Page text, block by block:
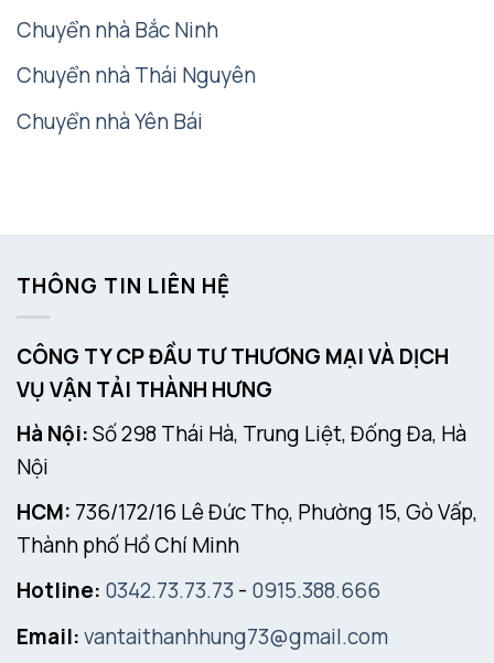
Chuyển nhà Bắc Ninh
Chuyển nhà Thái Nguyên
Chuyển nhà Yên Bái
THÔNG TIN LIÊN HỆ
CÔNG TY CP ĐẦU TƯ THƯƠNG MẠI VÀ DỊCH
VỤ VẬN TẢI THÀNH HƯNG
Hà Nội:Số 298 Thái Hà, Trung Liệt, Đống Đa, Hà
Nội
HCM: 736/172/16 Lê Đức Thọ, Phường 15, Gò Vấp,
Thành phố Hồ Chí Minh
Hotline: 0342.73.73.73- 0915.388.666
Email:vantaithanhhung73@gmail.com